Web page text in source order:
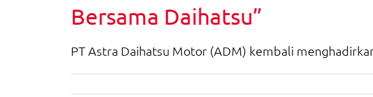
Bersama Daihatsu”
PT Astra Daihatsu Motor (ADM) kembali